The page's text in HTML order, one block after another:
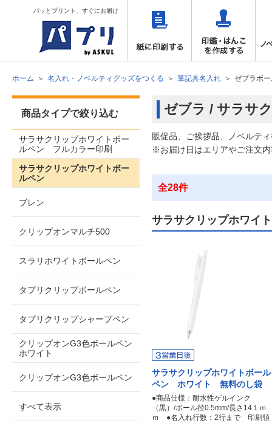
パッとプリント、すぐにお届け
ホーム 名入れ・ノベルティグッズをつくる 筆記具名入れ ゼブラボ
ゼブラ / サラサ
販促品、ご挨拶品、ノベルテ
※お届け日はエリアやご注文
全28件
サラサクリップホワイ
サラサクリップホワイトボール
ペン ホワイト 無料のし袋
●商品仕様：耐水性ゲルインク
（黒）/ボール径0.5mm/長さ14１ｍ
ｍ ●名入れ行数：2行まで 印刷領
商品タイプで絞り込む
サラサクリップホワイトボー
ルペン フルカラー印刷
サラサクリップホワイトボー
ルペン
ブレン
クリップオンマルチ500
スラリホワイトボールペン
タプリクリップボールペン
タプリクリップシャープペン
クリップオンG3色ボールペン
ホワイト
クリップオンG3色ボールペン
すべて表示